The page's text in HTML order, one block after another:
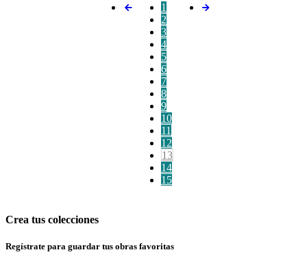
1
2
3
4
5
6
7
8
9
10
11
12
13
14
15
Crea tus colecciones
Regístrate para guardar tus obras favoritas